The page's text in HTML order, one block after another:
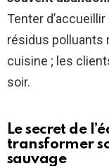
Tenter
résidus polluants
cuisine ; les
soir.
Le secret de
transformer
sauvage